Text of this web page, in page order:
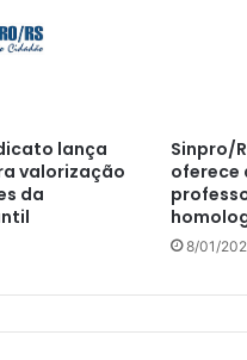
lança
valorização
da
Sinpro/
oferece
8/01/